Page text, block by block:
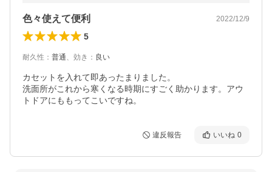
色々使えて便利 2022/12/9
5
耐久性 ： 普通、 効き ： 良い
カセットを入れて即あったまりました。
洗面所がこれから寒くなる時期にすごく助かります。アウ
トドアにももってこいですね。
違反報告 いいね 0